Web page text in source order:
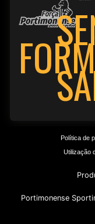
Política de
Utilização
Portimonense